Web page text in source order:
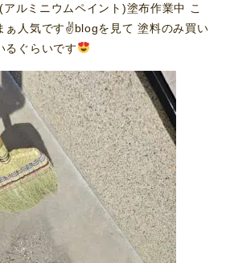
ルミニウムペイント)塗布作業中 こ
ぁ人気です✌blogを見て 塗料のみ買い
るぐらいです